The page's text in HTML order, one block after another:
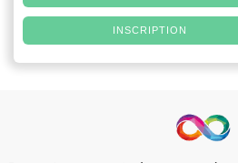
INSCRIPTION